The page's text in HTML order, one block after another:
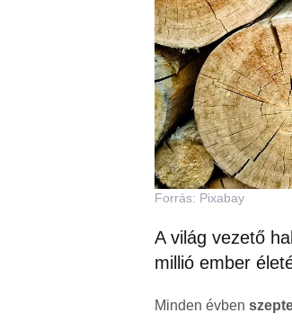
Forrás: Pixabay
A világ vezető
millió ember
Minden évben